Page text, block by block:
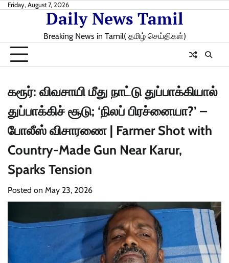
SkipFriday, August 7, 2026
Daily News Tamil
Breaking News in Tamil( தமிழ் செய்திகள்)
கரூர்: விவசாயி மீது நாட்டு துப்பாக்கியால்
துப்பாக்கிச் சூடு; ‘நிலப் பிரச்னையா?’ –
போலீஸ் விசாரணை | Farmer Shot with
Country-Made Gun Near Karur,
Sparks Tension
Posted on May 23, 2026